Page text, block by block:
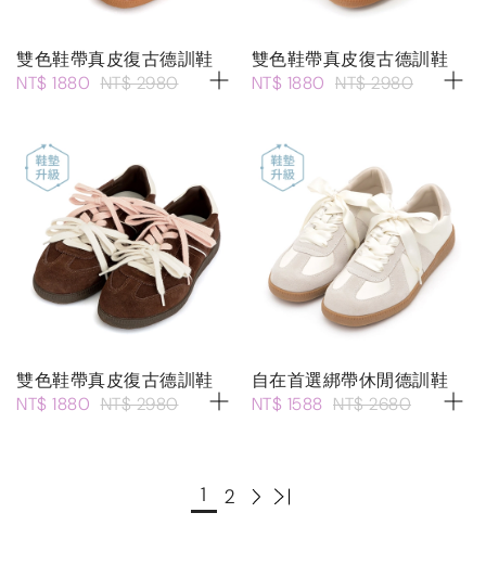
雙色鞋帶真皮復古德訓鞋
NT$ 1880 NT$ 2980
雙色鞋帶真皮復古德訓鞋
NT$ 1880 NT$ 2980
雙色鞋帶真皮復古德訓鞋
NT$ 1880 NT$ 2980
自在首選綁帶休閒德訓鞋
NT$ 1588 NT$ 2680
1 2